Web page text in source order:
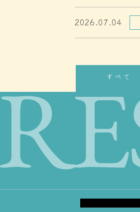
すべて
Twin
ツインベッド
クラシカ
が射す明る
2026.07.04